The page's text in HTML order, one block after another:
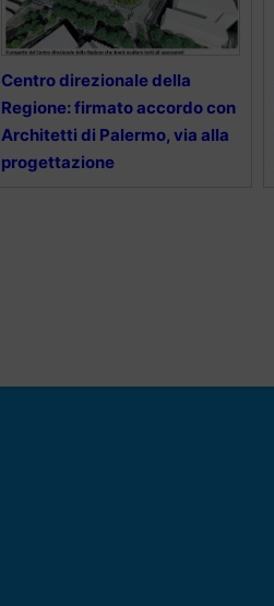
Centro direzionale della
Regione: firmato accordo con
Architetti di Palermo, via alla
progettazione